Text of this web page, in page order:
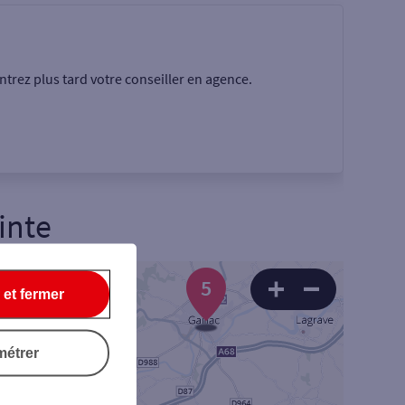
plus tard votre conseiller en agence.
5
fermer